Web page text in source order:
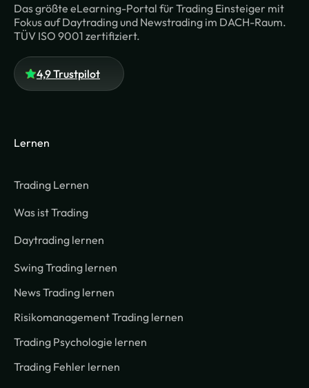
Das größte eLearning-Portal für Trading Einsteiger mit
Fokus auf Daytrading und Newstrading im DACH-Raum.
TÜV ISO 9001 zertifiziert.
4,9 Trustpilot
Lernen
Trading Lernen
Was ist Trading
Daytrading lernen
Swing Trading lernen
News Trading lernen
Risikomanagement Trading lernen
Trading Psychologie lernen
Trading Fehler lernen